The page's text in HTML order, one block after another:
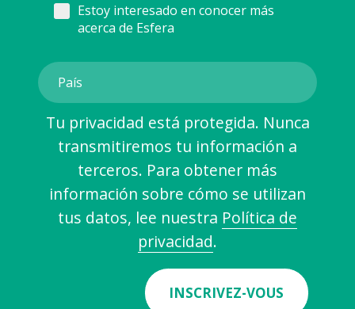
Estoy interesado en conocer más
acerca de Esfera
Tu privacidad está protegida. Nunca
transmitiremos tu información a
terceros. Para obtener más
información sobre cómo se utilizan
tus datos, lee nuestra Política de
privacidad.
INSCRIVEZ-VOUS